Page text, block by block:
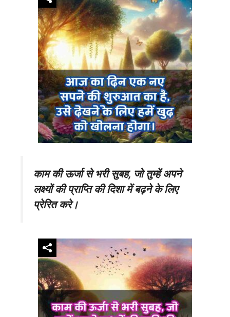
काम की ऊर्जा से भरी सुबह, जो तुम्हें अपने
लक्ष्यों की प्राप्ति की दिशा में बढ़ने के लिए
प्रेरित करे।